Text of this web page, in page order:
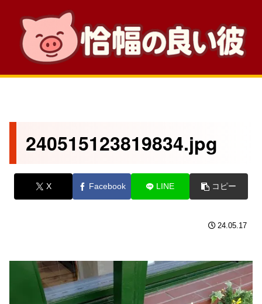
240515123819834.jpg
X Facebook LINE コピー
24.05.17